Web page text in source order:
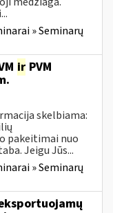
» Seminarų
ir PVM
skelbiama:
pakeitimai nuo
Jeigu Jūs...
» Seminarų